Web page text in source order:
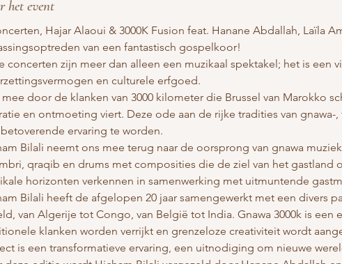
het event
Hajar Alaoui & 3000K Fusion feat. Hanane Abdallah, Laïla
van een fantastisch gospelkoor!
concerten zijn meer dan alleen een muzikaal spektakel; het is een
en culturele erfgoed.
mee door de klanken van 3000 kilometer die Brussel van Marokko
en ontmoeting viert. Deze ode aan de rijke tradities van
ervaring te worden.
Bilali neemt ons mee terug naar de oorsprong van gnawa
qraqib en drums met composities die de ziel van het gastland
horizonten verkennen in samenwerking met uitmuntende
Bilali heeft de afgelopen 20 jaar samengewerkt met een divers
van Algerije tot Congo, van België tot India. Gnawa 3000k is
klanken worden verrijkt en grenzeloze creativiteit wordt
is een transformatieve ervaring, een uitnodiging om nieuwe